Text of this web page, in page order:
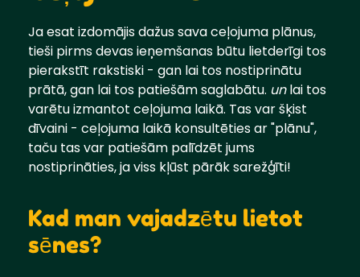
Ja esat izdomājis dažus sava ceļojuma plānus,
tieši pirms devas ieņemšanas būtu lietderīgi tos
pierakstīt rakstiski - gan lai tos nostiprinātu
prātā, gan lai tos patiešām saglabātu. unlai tos
varētu izmantot ceļojuma laikā. Tas var šķist
dīvaini - ceļojuma laikā konsultēties ar "plānu",
taču tas var patiešām palīdzēt jums
nostiprināties, ja viss kļūst pārāk sarežģīti!
Kad man vajadzētu lietot
sēnes?